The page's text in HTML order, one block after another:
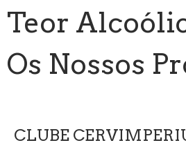
Teor
Os Nossos
CLUBE